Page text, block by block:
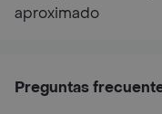
aproximado
Preguntas